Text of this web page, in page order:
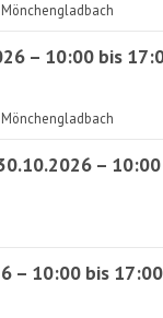
– 10:00 bis
–
– 10:00 bis